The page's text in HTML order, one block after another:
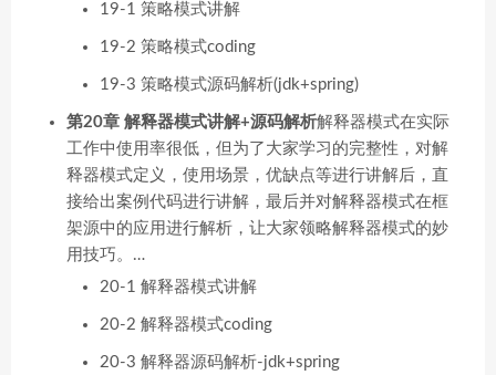
19-1 策略模式讲解
19-2 策略模式coding
19-3 策略模式源码解析(jdk+spring)
第20章 解释器模式讲解+源码解析解释器模式在实际
工作中使用率很低，但为了大家学习的完整性，对解
释器模式定义，使用场景，优缺点等进行讲解后，直
接给出案例代码进行讲解，最后并对解释器模式在框
架源中的应用进行解析，让大家领略解释器模式的妙
用技巧。…
20-1 解释器模式讲解
20-2 解释器模式coding
20-3 解释器源码解析-jdk+spring